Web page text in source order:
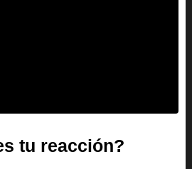
tu reacción?